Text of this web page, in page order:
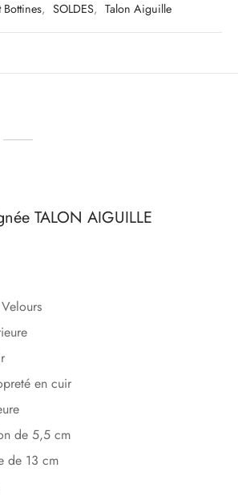
Bottines, SOLDES, Talon Aiguille
TALON AIGUILLE
en cuir
de 5,5 cm
de 13 cm